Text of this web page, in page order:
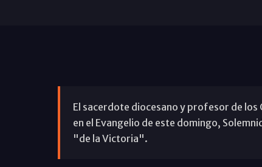
El sacerdote diocesano y profesor de
en el Evangelio de este domingo,
"de la Victoria".